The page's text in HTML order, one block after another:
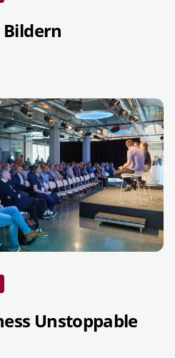
Bildern
Unstoppable